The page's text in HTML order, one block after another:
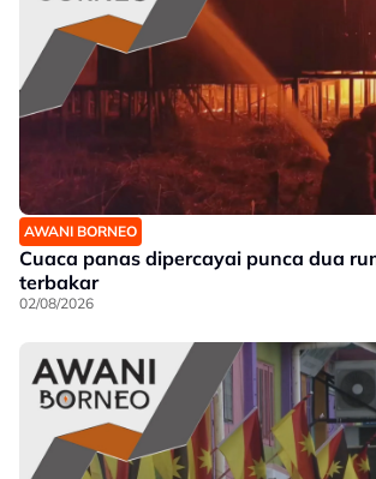
AWANI BORNEO
Cuaca panas dipercayai punca dua
terbakar
02/08/2026